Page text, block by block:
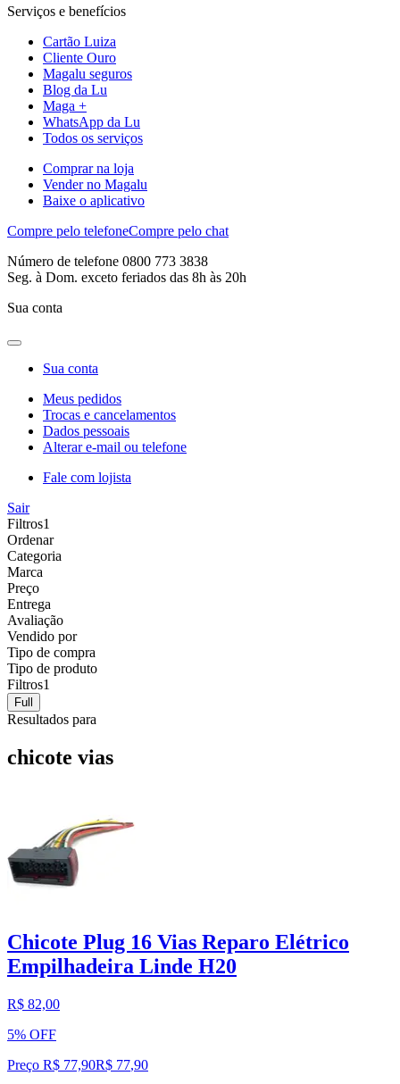
Serviços e benefícios
Cartão Luiza
Cliente Ouro
Magalu seguros
Blog da Lu
Maga +
WhatsApp da Lu
Todos os serviços
Comprar na loja
Vender no Magalu
Baixe o aplicativo
Compre pelo telefoneCompre pelo chat
Número de telefone 0800 773 3838
Seg. à Dom. exceto feriados das 8h às 20h
Sua conta
Sua conta
Meus pedidos
Trocas e cancelamentos
Dados pessoais
Alterar e-mail ou telefone
Fale com lojista
Sair
Filtros1
Ordenar
Categoria
Marca
Preço
Entrega
Avaliação
Vendido por
Tipo de compra
Tipo de produto
Filtros1
Full
Resultados para
chicote vias
Chicote Plug 16 Vias Reparo Elétrico
Empilhadeira Linde H20
R$ 82,00
5% OFF
Preço R$ 77,90R$ 77,90